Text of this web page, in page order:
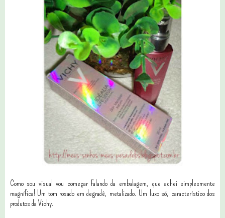
Como sou visual vou começar falando da embalagem, que achei simplesmente
magnífica! Um tom rosado em degradê, metalizado. Um luxo só, característico dos
produtos da Vichy.